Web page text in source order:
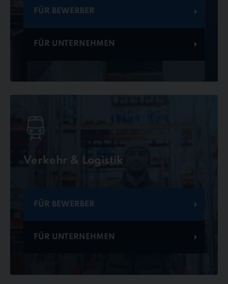
FÜR BEWERBER
FÜR UNTERNEHMEN
Verkehr & Logistik
FÜR BEWERBER
FÜR UNTERNEHMEN